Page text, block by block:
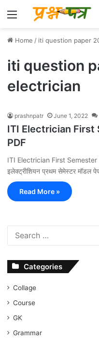
Menu
Home / iti question paper
iti question
electrician
prashnpatr June 1, 2022
ITI Electrician First
PDF
ITI Electrician First
इलेक्ट्रीशियन प्रथम सेमेस्टर मॉडल
Read More »
Categories
Collage
Course
GK
Grammar